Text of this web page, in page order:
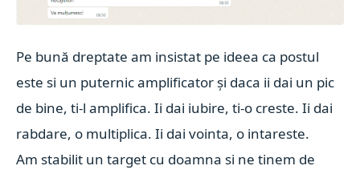
Pe bună dreptate am insistat pe ideea ca postul
este si un puternic amplificator și daca ii dai un pic
de bine, ti-l amplifica. Ii dai iubire, ti-o creste. Ii dai
rabdare, o multiplica. Ii dai vointa, o intareste.
Am stabilit un target cu doamna si ne tinem de